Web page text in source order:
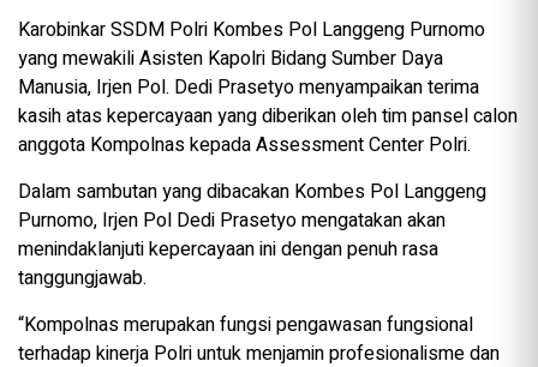
Karobinkar SSDM Polri Kombes Pol Langgeng Purnomo
yang mewakili Asisten Kapolri Bidang Sumber Daya
Manusia, Irjen Pol. Dedi Prasetyo menyampaikan terima
kasih atas kepercayaan yang diberikan oleh tim pansel calon
anggota Kompolnas kepada Assessment Center Polri.
Dalam sambutan yang dibacakan Kombes Pol Langgeng
Purnomo, Irjen Pol Dedi Prasetyo mengatakan akan
menindaklanjuti kepercayaan ini dengan penuh rasa
tanggungjawab.
“Kompolnas merupakan fungsi pengawasan fungsional
terhadap kinerja Polri untuk menjamin profesionalisme dan